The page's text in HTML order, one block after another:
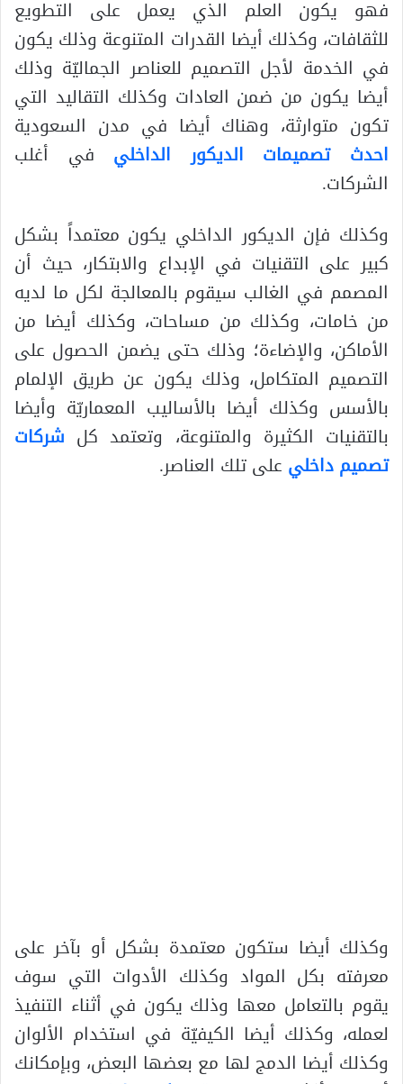
فهو يكون العلم الذي يعمل على التطويع
للثقافات، وكذلك أيضا القدرات المتنوعة وذلك يكون
في الخدمة لأجل التصميم للعناصر الجماليّة وذلك
أيضا يكون من ضمن العادات وكذلك التقاليد التي
تكون متوارثة، وهناك أيضا في مدن السعودية
احدث
تصميمات الديكور الداخلي في أغلب
الشركات.
وكذلك فإن الديكور الداخلي يكون معتمداً بشكل
كبير على التقنيات في الإبداع والابتكار، حيث أن
المصمم في الغالب سيقوم بالمعالجة لكل ما لديه
من خامات، وكذلك من مساحات، وكذلك أيضا من
الأماكن، والإضاءة؛ وذلك حتى يضمن الحصول على
التصميم المتكامل، وذلك يكون عن طريق الإلمام
بالأسس وكذلك أيضا بالأساليب المعماريّة وأيضا
بالتقنيات الكثيرة والمتنوعة، وتعتمد كل شركات
تصميم داخلي على تلك العناصر.
وكذلك أيضا ستكون معتمدة بشكل أو بآخر على
معرفته بكل المواد وكذلك الأدوات التي سوف
يقوم بالتعامل معها وذلك يكون في أثناء التنفيذ
لعمله، وكذلك أيضا الكيفيّة في استخدام الألوان
وكذلك أيضا الدمج لها مع بعضها البعض، وبإمكانك